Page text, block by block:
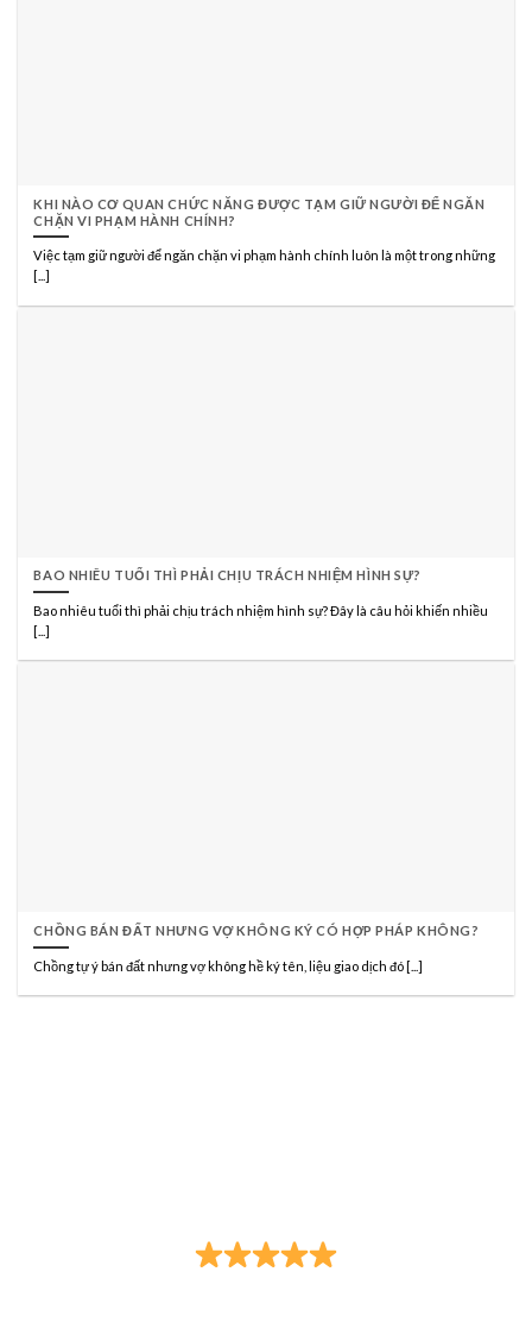
KHI NÀO CƠ QUAN CHỨC NĂNG ĐƯỢC TẠM GIỮ NGƯỜI ĐỂ NGĂN
CHẶN VI PHẠM HÀNH CHÍNH?
Việc tạm giữ người để ngăn chặn vi phạm hành chính luôn là một trong những
[...]
BAO NHIÊU TUỔI THÌ PHẢI CHỊU TRÁCH NHIỆM HÌNH SỰ?
Bao nhiêu tuổi thì phải chịu trách nhiệm hình sự? Đây là câu hỏi khiến nhiều
[...]
CHỒNG BÁN ĐẤT NHƯNG VỢ KHÔNG KÝ CÓ HỢP PHÁP KHÔNG?
Chồng tự ý bán đất nhưng vợ không hề ký tên, liệu giao dịch đó [...]